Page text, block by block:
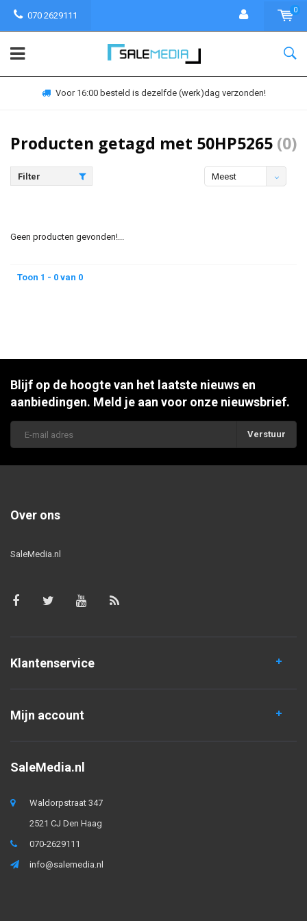
070 2629111
0
Voor 16:00 besteld is dezelfde (werk)dag verzonden!
Producten getagd met 50HP5265 (0)
Filter
Meest
Geen producten gevonden!...
Toon 1 - 0 van 0
Blijf op de hoogte van het laatste nieuws en
aanbiedingen. Meld je aan voor onze nieuwsbrief.
Verstuur
Over ons
SaleMedia.nl
Klantenservice
Mijn account
SaleMedia.nl
Waldorpstraat 347
2521 CJ Den Haag
070-2629111
info@salemedia.nl